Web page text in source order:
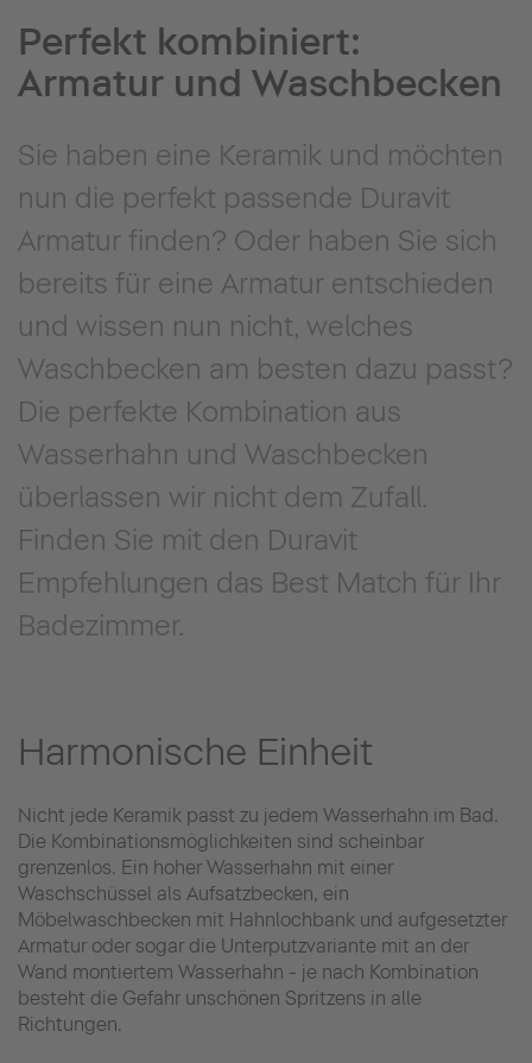
Perfekt kombiniert:
Armatur und Waschbecken
Sie haben eine Keramik und möchten
nun die perfekt passende Duravit
Armatur finden? Oder haben Sie sich
bereits für eine Armatur entschieden
und wissen nun nicht, welches
Waschbecken am besten dazu passt?
Die perfekte Kombination aus
Wasserhahn und Waschbecken
überlassen wir nicht dem Zufall.
Finden Sie mit den Duravit
Empfehlungen das Best Match für Ihr
Badezimmer.
Harmonische Einheit
Nicht jede Keramik passt zu jedem Wasserhahn im Bad.
Die Kombinationsmöglichkeiten sind scheinbar
grenzenlos. Ein hoher Wasserhahn mit einer
Waschschüssel als Aufsatzbecken, ein
Möbelwaschbecken mit Hahnlochbank und aufgesetzter
Armatur oder sogar die Unterputzvariante mit an der
Wand montiertem Wasserhahn - je nach Kombination
besteht die Gefahr unschönen Spritzens in alle
Richtungen.